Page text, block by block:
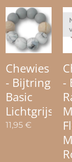
Chewies
- Bijtring
Basic
Lichtgrijs/
11,95 €
-